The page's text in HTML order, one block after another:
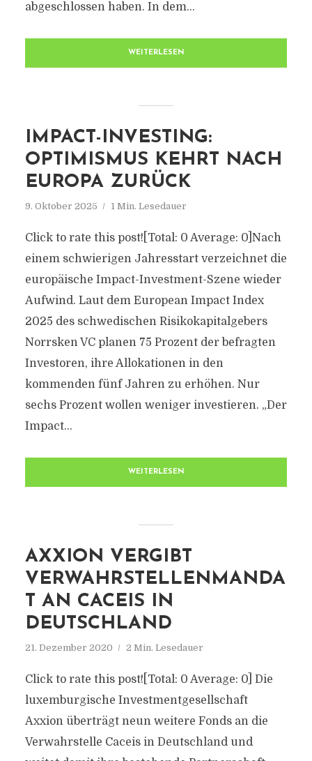
abgeschlossen haben. In dem...
WEITERLESEN
IMPACT-INVESTING:
OPTIMISMUS KEHRT NACH
EUROPA ZURÜCK
9. Oktober 2025 1 Min. Lesedauer
Click to rate this post![Total: 0 Average: 0]Nach
einem schwierigen Jahresstart verzeichnet die
europäische Impact-Investment-Szene wieder
Aufwind. Laut dem European Impact Index
2025 des schwedischen Risikokapitalgebers
Norrsken VC planen 75 Prozent der befragten
Investoren, ihre Allokationen in den
kommenden fünf Jahren zu erhöhen. Nur
sechs Prozent wollen weniger investieren. „Der
Impact...
WEITERLESEN
AXXION VERGIBT
VERWAHRSTELLENMANDA
T AN CACEIS IN
DEUTSCHLAND
21. Dezember 2020 2 Min. Lesedauer
Click to rate this post![Total: 0 Average: 0] Die
luxemburgische Investmentgesellschaft
Axxion überträgt neun weitere Fonds an die
Verwahrstelle Caceis in Deutschland und